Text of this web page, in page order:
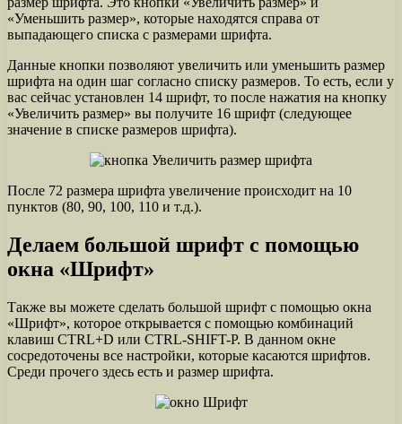
«Уменьшить размер», которые находятся справа от
выпадающего списка с размерами шрифта.
Данные кнопки позволяют увеличить или уменьшить размер
шрифта на один шаг согласно списку размеров. То есть, если у
вас сейчас установлен 14 шрифт, то после нажатия на кнопку
«Увеличить размер» вы получите 16 шрифт (следующее
значение в списке размеров шрифта).
После 72 размера шрифта увеличение происходит на 10
пунктов (80, 90, 100, 110 и т.д.).
Делаем большой шрифт с помощью
окна «Шрифт»
Также вы можете сделать большой шрифт с помощью окна
«Шрифт», которое открывается с помощью комбинаций
клавиш CTRL+D или CTRL-SHIFT-P. В данном окне
сосредоточены все настройки, которые касаются шрифтов.
Среди прочего здесь есть и размер шрифта.